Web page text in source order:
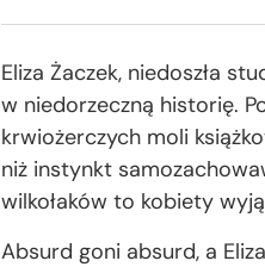
Eliza Żaczek, niedoszła
w niedorzeczną historię.
krwiożerczych moli
niż instynkt
wilkołaków to kobiety
Absurd goni absurd, a